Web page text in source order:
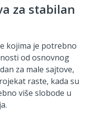
za stabilan
kojima je potrebno
od osnovnog
za male sajtove,
raste, kada su
više slobode u